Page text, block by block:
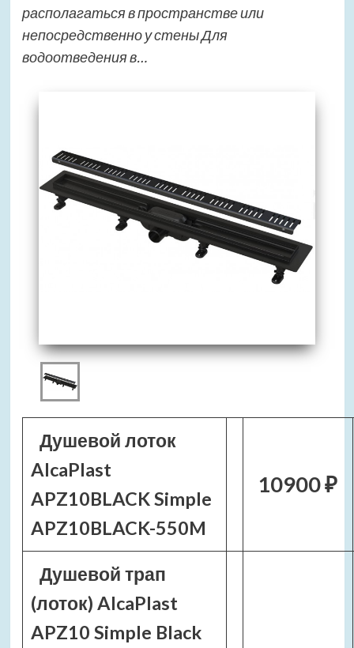
располагаться в пространстве или
непосредственно у стены Для
водоотведения в…
Душевой лоток
AlcaPlast
APZ10BLACK Simple
APZ10BLACK-550M
10900 ₽
Душевой трап
(лоток) AlcaPlast
APZ10 Simple Black